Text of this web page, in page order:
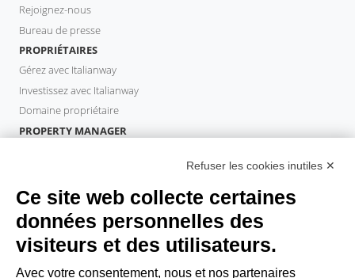
Rejoignez-nous
Bureau de presse
PROPRIÉTAIRES
Gérez avec Italianway
Investissez avec Italianway
Domaine propriétaire
PROPERTY MANAGER
INVITÉS
Réservez un séjour
Séjour longue durée
Expériences pour les clients
Reductions pour les clients
Refuser les cookies inutiles ✕
Ce site web collecte certaines
données personnelles des
visiteurs et des utilisateurs.
Avec votre consentement, nous et nos partenaires